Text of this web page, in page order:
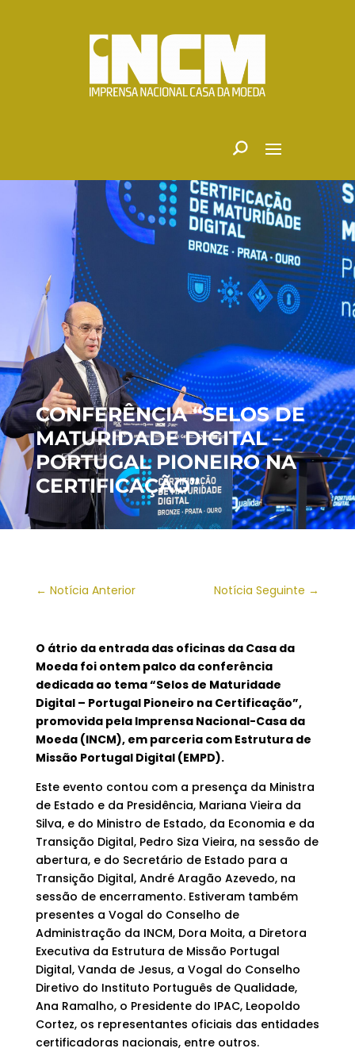
CONFERÊNCIA “SELOS DE
MATURIDADE DIGITAL –
PORTUGAL PIONEIRO NA
CERTIFICAÇÃO”
← Notícia Anterior Notícia Seguinte →
O átrio da entrada das oficinas da Casa da
Moeda foi ontem palco da conferência
dedicada ao tema “Selos de Maturidade
Digital – Portugal Pioneiro na Certificação”,
promovida pela Imprensa Nacional-Casa da
Moeda (INCM), em parceria com Estrutura de
Missão Portugal Digital (EMPD).
Este evento contou com a presença da Ministra
de Estado e da Presidência, Mariana Vieira da
Silva, e do Ministro de Estado, da Economia e da
Transição Digital, Pedro Siza Vieira, na sessão de
abertura, e do Secretário de Estado para a
Transição Digital, André Aragão Azevedo, na
sessão de encerramento. Estiveram também
presentes a Vogal do Conselho de
Administração da INCM, Dora Moita, a Diretora
Executiva da Estrutura de Missão Portugal
Digital, Vanda de Jesus, a Vogal do Conselho
Diretivo do Instituto Português de Qualidade,
Ana Ramalho, o Presidente do IPAC, Leopoldo
Cortez, os representantes oficiais das entidades
certificadoras nacionais, entre outros.